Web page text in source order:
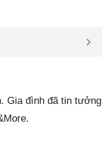
Gia đình đã tin tưởng